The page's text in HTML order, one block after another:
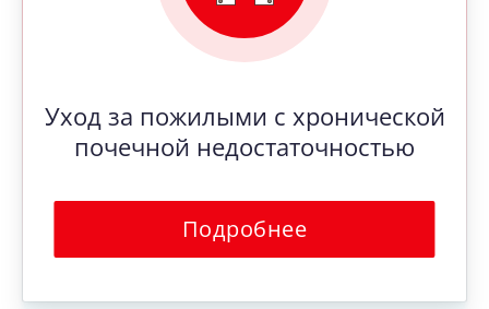
Уход за пожилыми с хронической
почечной недостаточностью
Подробнее